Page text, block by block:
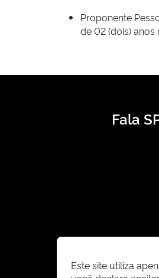
Proponente
de 02 (dois)
Fala
Este site utiliza